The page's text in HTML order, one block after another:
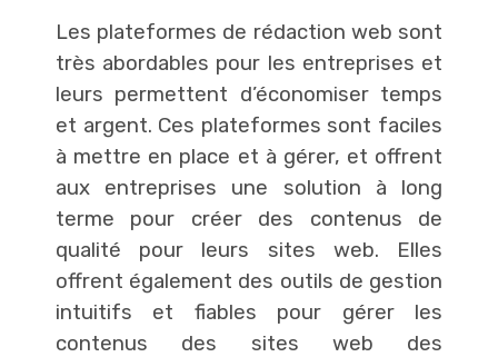
Les plateformes de rédaction web sont
très abordables pour les entreprises et
leurs permettent d’économiser temps
et argent. Ces plateformes sont faciles
à mettre en place et à gérer, et offrent
aux entreprises une solution à long
terme pour créer des contenus de
qualité pour leurs sites web. Elles
offrent également des outils de gestion
intuitifs et fiables pour gérer les
contenus des sites web des